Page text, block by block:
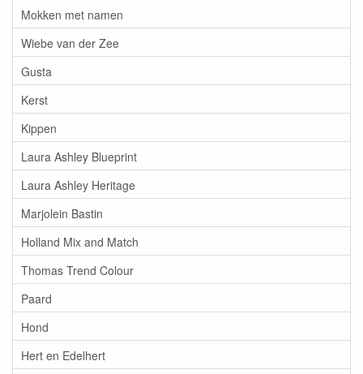
Mokken met namen
Wiebe van der Zee
Gusta
Kerst
Kippen
Laura Ashley Blueprint
Laura Ashley Heritage
Marjolein Bastin
Holland Mix and Match
Thomas Trend Colour
Paard
Hond
Hert en Edelhert